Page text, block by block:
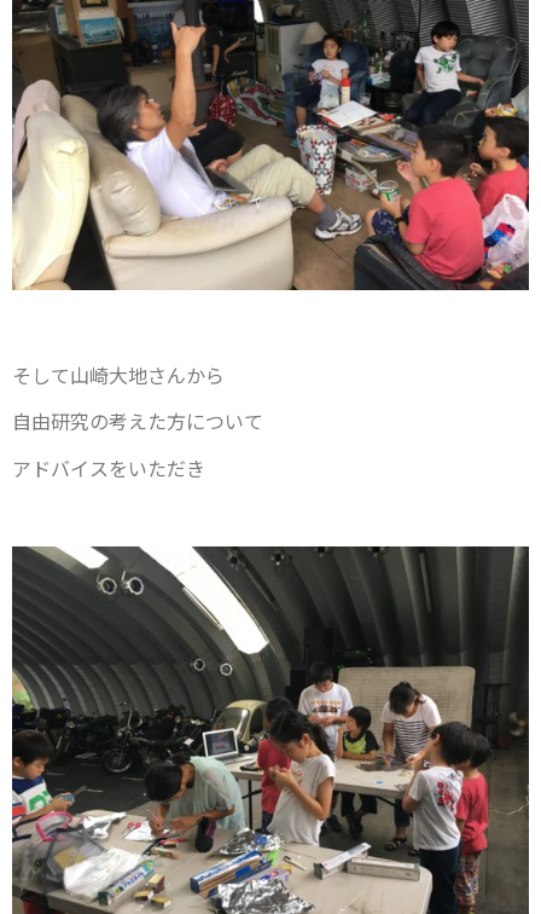
そして山崎大地さんから
自由研究の考えた方について
アドバイスをいただき